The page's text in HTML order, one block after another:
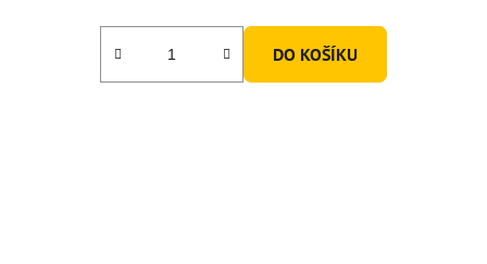
DO KOŠÍKU